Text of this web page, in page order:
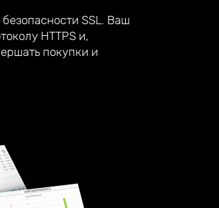
SSL. Ваш
HTTPS и,
покупки и